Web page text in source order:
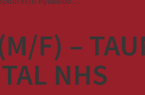
F) –
NHS